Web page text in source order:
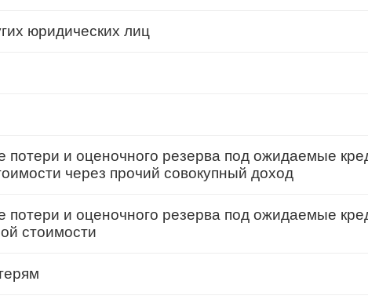
юридических лиц
и оценочного резерва под ожидаемые
через прочий совокупный доход
и оценочного резерва под ожидаемые
стоимости